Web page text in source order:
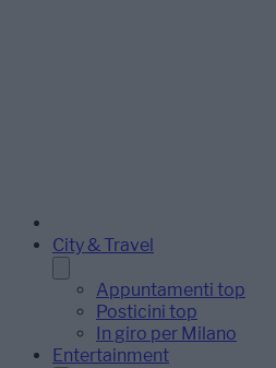
City & Travel
Appuntamenti top
Posticini top
In giro per Milano
Entertainment